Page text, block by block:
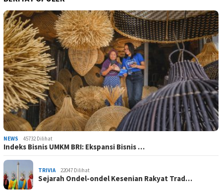
NEWS 45732 Dilihat
Indeks Bisnis UMKM BRI: Ekspansi Bisnis …
TRIVIA 22047 Dilihat
Sejarah Ondel-ondel Kesenian Rakyat Trad…